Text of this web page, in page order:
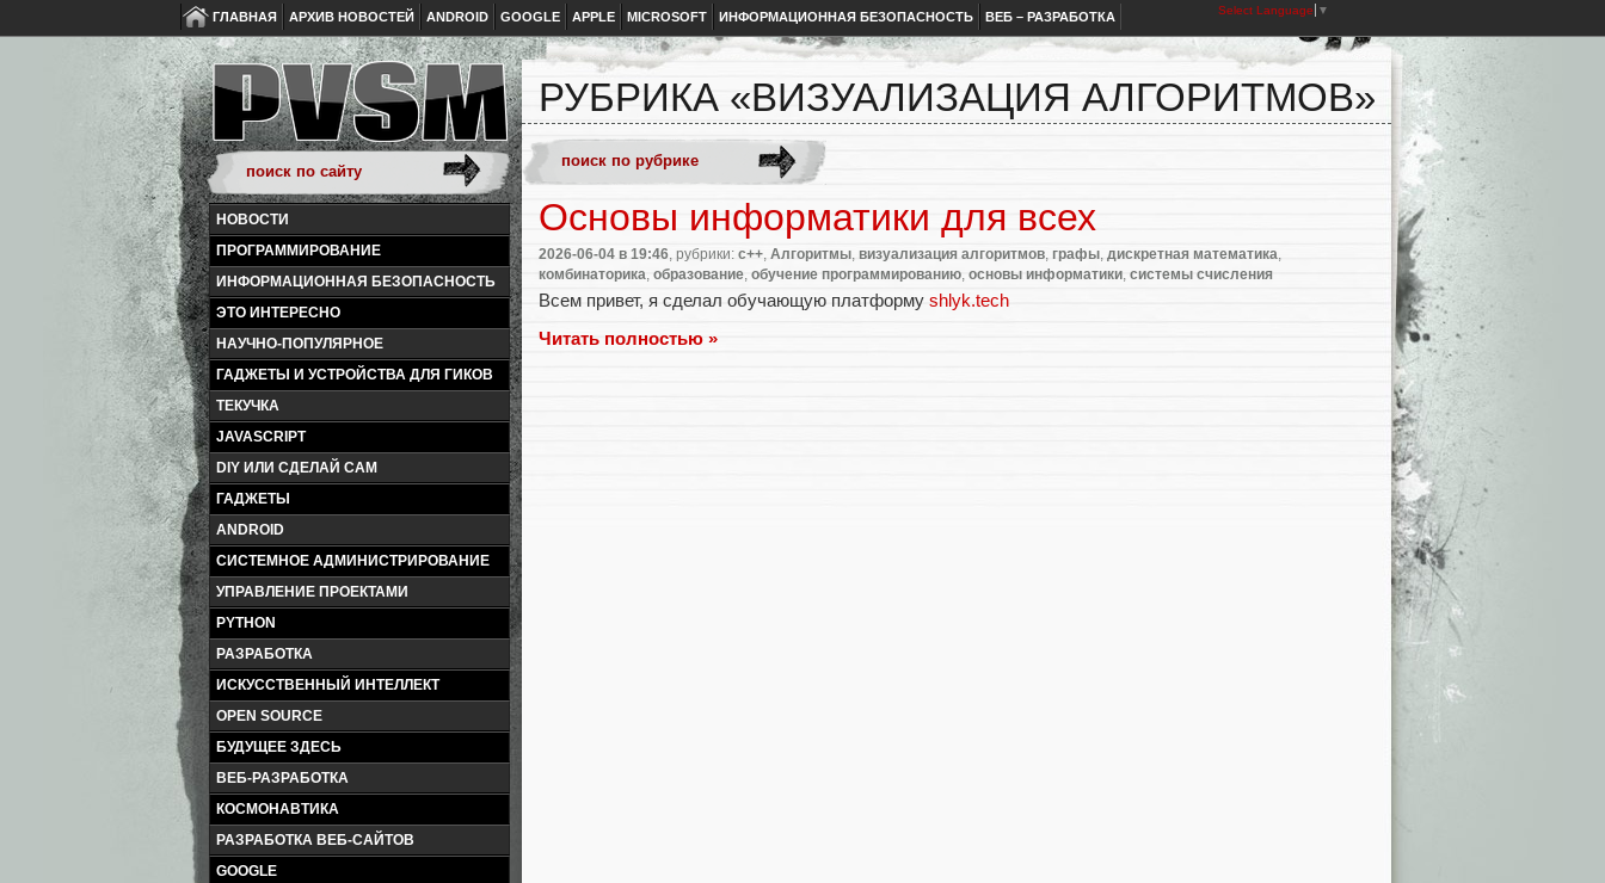
ГЛАВНАЯ АРХИВ НОВОСТЕЙ ANDROID GOOGLE APPLE MICROSOFT ИНФОРМАЦИОННАЯ БЕЗОПАСНОСТЬ ВЕБ – РАЗРАБОТКА Select Language ▼
НОВОСТИ
ПРОГРАММИРОВАНИЕ
ИНФОРМАЦИОННАЯ БЕЗОПАСНОСТЬ
ЭТО ИНТЕРЕСНО
НАУЧНО-ПОПУЛЯРНОЕ
ГАДЖЕТЫ И УСТРОЙСТВА ДЛЯ ГИКОВ
ТЕКУЧКА
JAVASCRIPT
DIY ИЛИ СДЕЛАЙ САМ
ГАДЖЕТЫ
ANDROID
СИСТЕМНОЕ АДМИНИСТРИРОВАНИЕ
УПРАВЛЕНИЕ ПРОЕКТАМИ
PYTHON
РАЗРАБОТКА
ИСКУССТВЕННЫЙ ИНТЕЛЛЕКТ
OPEN SOURCE
БУДУЩЕЕ ЗДЕСЬ
ВЕБ-РАЗРАБОТКА
КОСМОНАВТИКА
РАЗРАБОТКА ВЕБ-САЙТОВ
GOOGLE
РУБРИКА «ВИЗУАЛИЗАЦИЯ АЛГОРИТМОВ»
Основы информатики для всех
2026-06-04 в 19:46 , рубрики: c++ Алгоритмы визуализация алгоритмов графы дискретная математика
комбинаторика образование обучение программированию основы информатики системы счисления
Всем привет, я сделал обучающую платформу shlyk.tech
Читать полностью »